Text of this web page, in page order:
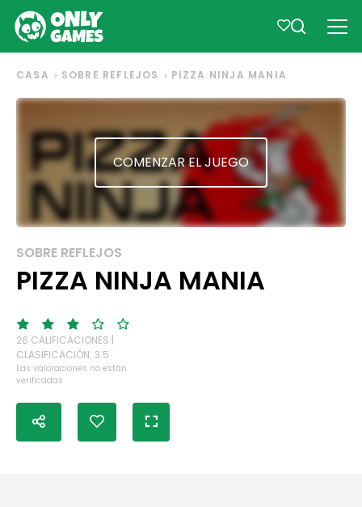
CASA SOBRE REFLEJOS PIZZA NINJA MANIA
COMENZAR EL JUEGO
SOBRE REFLEJOS
PIZZA NINJA MANIA
26 CALIFICACIONES |
CLASIFICACIÓN: 3.5
Las valoraciones no están
verificadas